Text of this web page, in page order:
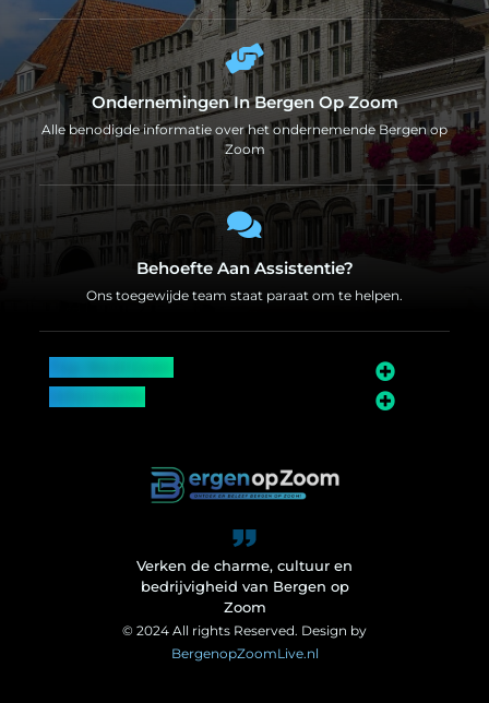
Ondernemingen In Bergen Op Zoom
Alle benodigde informatie over het ondernemende Bergen op
Zoom
Behoefte Aan Assistentie?
Ons toegewijde team staat paraat om te helpen.
Verken de charme, cultuur en
bedrijvigheid van Bergen op
Zoom
© 2024 All rights Reserved. Design by
BergenopZoomLive.nl